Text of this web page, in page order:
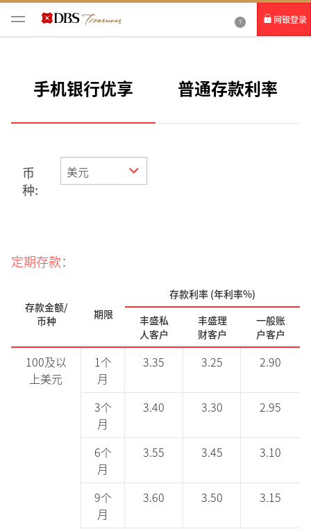
网银登录
企业网银IDEAL
手机银行优享 普通存款利率
币
种:
定期存款：
存款金额/
币种
期限
存款利率 (年利率%)
丰盛私
人客户
丰盛理
财客户
一般账
户客户
100及以
上美元
1个
月
3.35 3.25 2.90
3个
月
3.40 3.30 2.95
6个
月
3.55 3.45 3.10
9个
月
3.60 3.50 3.15